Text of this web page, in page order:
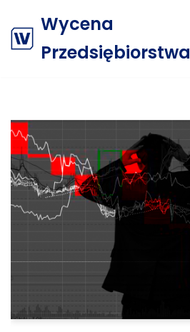
Przejdź
Wycena
Przedsiębiorstwa